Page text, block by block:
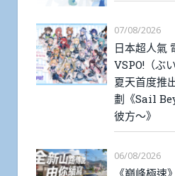
07/08/2026
日本超人氣
VSPO!（ぶ
夏天首度推
劃《Sail
彼方～》
06/08/2026
《巔峰極